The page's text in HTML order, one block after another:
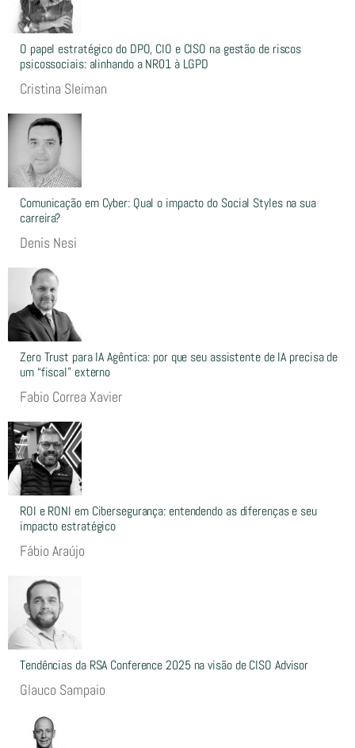
O papel estratégico do DPO, CIO e CISO na gestão de riscos
psicossociais: alinhando a NR01 à LGPD
Cristina Sleiman
Comunicação em Cyber: Qual o impacto do Social Styles na sua
carreira?
Denis Nesi
Zero Trust para IA Agêntica: por que seu assistente de IA precisa de
um “fiscal” externo
Fabio Correa Xavier
ROI e RONI em Cibersegurança: entendendo as diferenças e seu
impacto estratégico
Fábio Araújo
Tendências da RSA Conference 2025 na visão de CISO Advisor
Glauco Sampaio